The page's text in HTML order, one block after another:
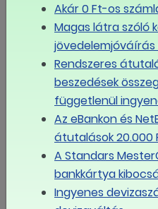
Ke Sze
28 29
4 5
Akár 0 Ft-os
Magas látra szóló
Rendszeres
beszedések
függetlenül
Az eBankon és
átutalások 20.000
A Standars
bankkártya
Ingyenes